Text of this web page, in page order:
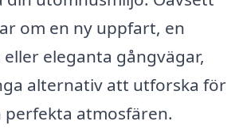
om en ny uppfart, en
eleganta gångvägar,
alternativ att utforska för
perfekta atmosfären.